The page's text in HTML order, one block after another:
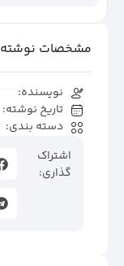
مشخصات نوشته
نویسنده:
تاریخ نوشته:
دسته بندی:
اشتراک
گذاری: